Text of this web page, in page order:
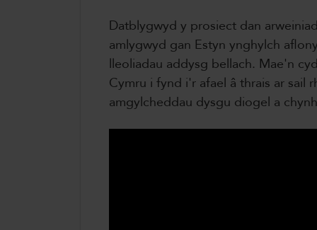
Datblygwyd y prosiect dan
amlygwyd gan Estyn ynghylch
lleoliadau addysg bellach. Mae'n
Cymru i fynd i'r afael â thrais ar sail
amgylcheddau dysgu diogel a